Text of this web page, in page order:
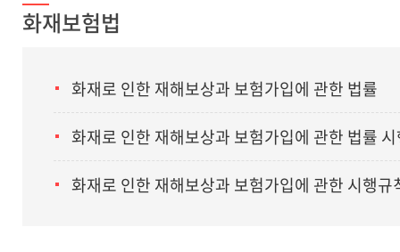
화재보험법
화재로 인한 재해보상과 보험가입에 관한 법률
화재로 인한 재해보상과 보험가입에 관한 법률
화재로 인한 재해보상과 보험가입에 관한 시행규